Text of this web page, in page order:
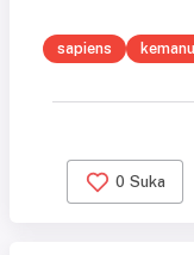
sapiens
0 Suka